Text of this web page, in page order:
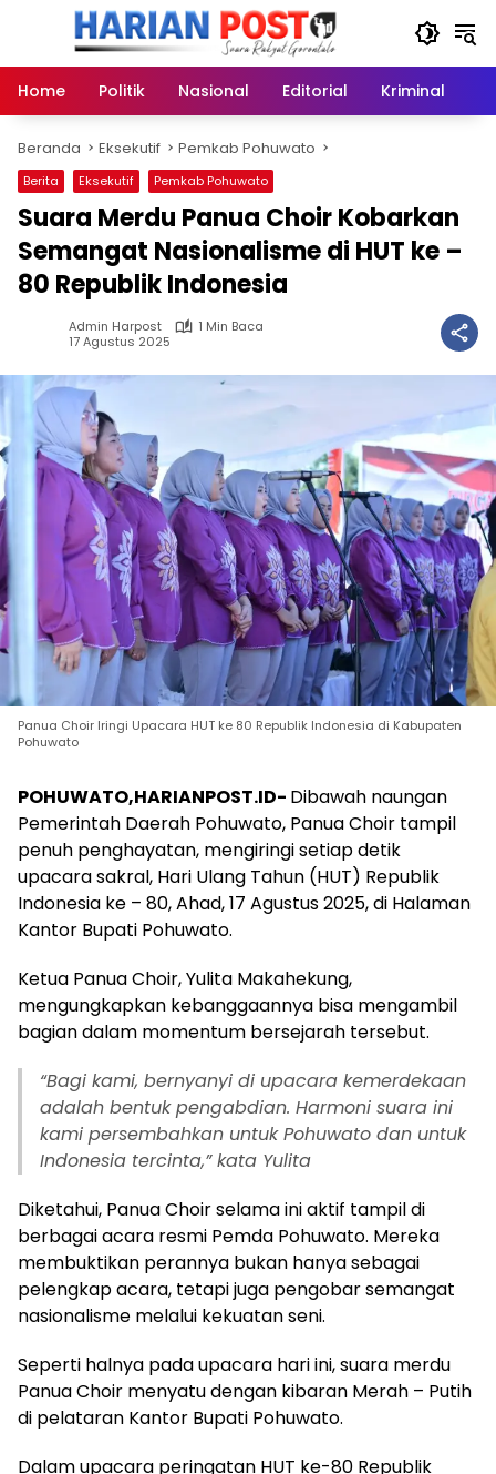
Home
Politik Nasional Editorial Kriminal
Beranda Eksekutif Pemkab Pohuwato
Berita Eksekutif Pemkab Pohuwato
Suara Merdu Panua Choir Kobarkan
Semangat Nasionalisme di HUT ke –
80 Republik Indonesia
Admin Harpost
1 Min Baca
17 Agustus 2025
Panua Choir Iringi Upacara HUT ke 80 Republik Indonesia di Kabupaten
Pohuwato
POHUWATO,HARIANPOST.ID- Dibawah naungan
Pemerintah Daerah Pohuwato, Panua Choir tampil
penuh penghayatan, mengiringi setiap detik
upacara sakral, Hari Ulang Tahun (HUT) Republik
Indonesia ke – 80, Ahad, 17 Agustus 2025, di Halaman
Kantor Bupati Pohuwato.
Ketua Panua Choir, Yulita Makahekung,
mengungkapkan kebanggaannya bisa mengambil
bagian dalam momentum bersejarah tersebut.
“Bagi kami, bernyanyi di upacara kemerdekaan
adalah bentuk pengabdian. Harmoni suara ini
kami persembahkan untuk Pohuwato dan untuk
Indonesia tercinta,” kata Yulita
Diketahui, Panua Choir selama ini aktif tampil di
berbagai acara resmi Pemda Pohuwato. Mereka
membuktikan perannya bukan hanya sebagai
pelengkap acara, tetapi juga pengobar semangat
nasionalisme melalui kekuatan seni.
Seperti halnya pada upacara hari ini, suara merdu
Panua Choir menyatu dengan kibaran Merah – Putih
di pelataran Kantor Bupati Pohuwato.
Dalam upacara peringatan HUT ke-80 Republik